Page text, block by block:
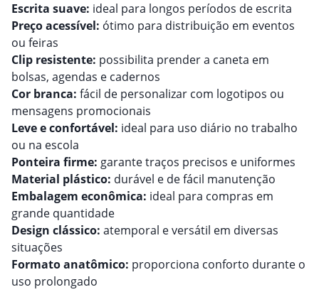
Escrita suave: ideal para longos períodos de escrita
Preço acessível: ótimo para distribuição em eventos
ou feiras
Clip resistente: possibilita prender a caneta em
bolsas, agendas e cadernos
Cor branca: fácil de personalizar com logotipos ou
mensagens promocionais
Leve e confortável: ideal para uso diário no trabalho
ou na escola
Ponteira firme: garante traços precisos e uniformes
Material plástico: durável e de fácil manutenção
Embalagem econômica: ideal para compras em
grande quantidade
Design clássico: atemporal e versátil em diversas
situações
Formato anatômico: proporciona conforto durante o
uso prolongado